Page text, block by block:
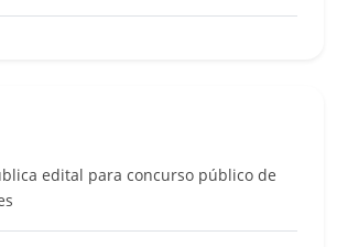
edital para concurso público de